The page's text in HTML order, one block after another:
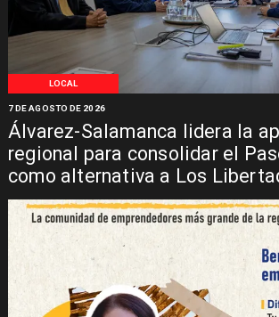
LOCAL
Álvarez-Salamanca lidera la
regional para consolidar el
como alternativa a Los
7 DE AGOSTO DE 2026